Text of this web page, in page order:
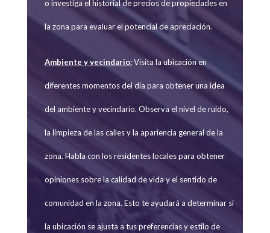
o investiga el historial de precios de propiedades en
la zona para evaluar el potencial de apreciación.
Ambiente y vecindario:Visita la ubicación en
diferentes momentos del día para obtener una idea
del ambiente y vecindario. Observa el nivel de ruido,
la limpieza de las calles y la apariencia general de la
zona. Habla con los residentes locales para obtener
opiniones sobre la calidad de vida y el sentido de
comunidad en la zona. Esto te ayudará a determinar si
la ubicación se ajusta a tus preferencias y estilo de